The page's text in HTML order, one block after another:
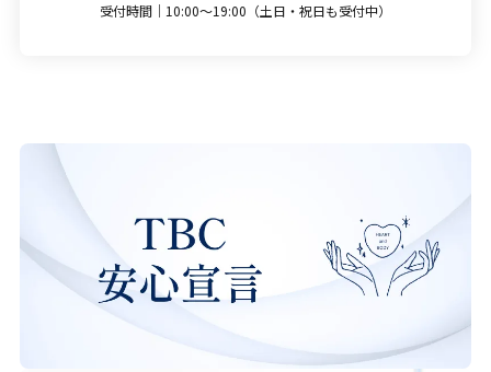
受付時間｜10:00～19:00（土日・祝日も受付中）